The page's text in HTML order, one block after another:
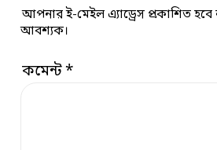
আপনার ই-মেইল এ্যাড্রেস প্রকাশিত হবে
আবশ্যক।
কমেন্ট*